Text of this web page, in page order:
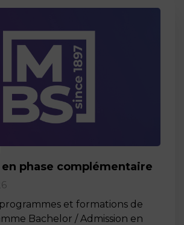
phase complémentaire
et formations de
Bachelor / Admission en